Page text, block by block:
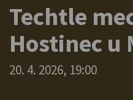
Techtle
Hostinec u
20. 4. 2026, 19:00